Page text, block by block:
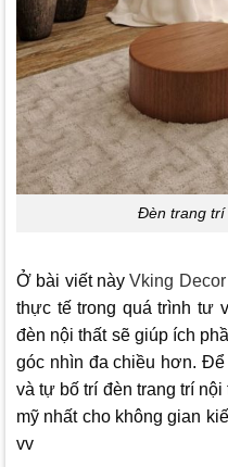
Đèn trang trí
Ở bài viết nàyVking Decor
thực tế trong quá trình tư
đèn nội thất sẽ giúp ích
góc nhìn đa chiều hơn.
và tự bố trí đèn trang trí
mỹ nhất cho không gian
vv